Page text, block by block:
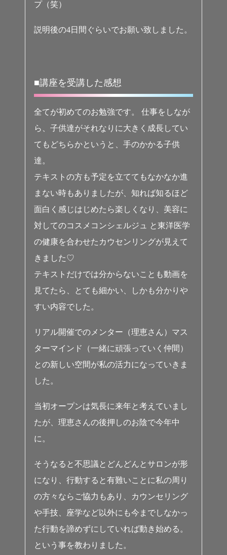
プ（笑）
説明後の4日間ぐらいでお願い致しました。
■講座を受講した感想
全てが初めてのお勉強です。 仕事をしなが
ら、子供達がそれなりに大きく成長してい
てもどちらかというと、手のかかる子供
達。
テキストの方も予定を立ててもなかなか進
まない時もありましたが、知れば知るほど
面白く感じはじめたら楽しくなり、美容に
対してのコスメコンシェルジュ と東洋医学
の健康を合わせたカウセンリングが見えて
きました♡
テキストだけでは分からないことも動画を
見てたら、とても細かい、しかも分かりや
すい内容でした。
リアル開催でのメンター（理恵さん）マス
ターマインド（一緒に頑張っていく仲間）
との新しい空間が私の活力になっていきま
した。
当初オープンは気長に来年と考えていまし
たが、理恵さんの後押しのお陰で今年中
に。
そうなると不思議とどんどんとサロンが形
になり、行動すると有難いことに私の周り
の方々ならご協力もあり、カウンセリング
や手技、座学など以外にも今までしなかっ
た行動を諦めずにしていれば動き始める。
という事を教わりました。